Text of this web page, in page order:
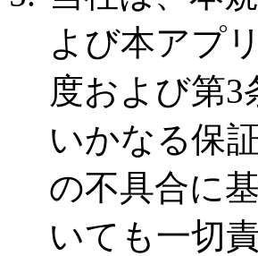
よび本アプ
度および第
いかなる保
の不具合に
いても一切